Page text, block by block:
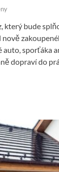
který bude
nově
sporťáka
dopraví do